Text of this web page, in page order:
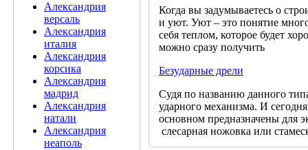
Александрия
версаль
Александрия
италия
Александрия
корсика
Александрия
мадрид
Александрия
натали
Александрия
неаполь
Когда вы задумываетесь о
и уют. Уют – это понятие
себя теплом, которое будет
можно сразу получить
Безударные дрели
Судя по названию данного
ударного механизма. И
основном предназначены для
слесарная ножовка или